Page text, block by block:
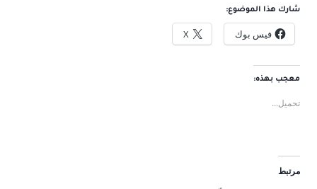
شارك هذا الموضوع:
فيس بوك X
معجب بهذه:
تحميل...
مرتبط